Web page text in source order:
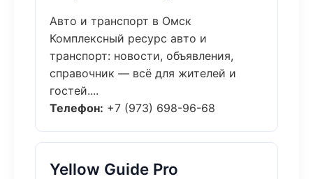
Авто и транспорт в Омск
Комплексный ресурс авто и
транспорт: новости, объявления,
справочник — всё для жителей и
гостей....
Телефон: +7 (973) 698-96-68
Yellow Guide Pro